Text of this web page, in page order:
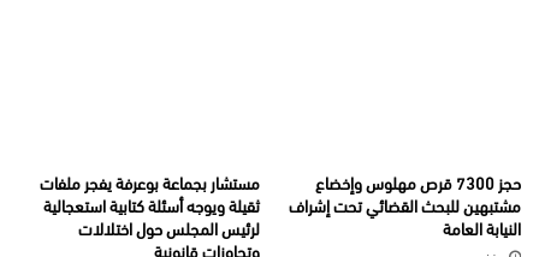
حجز 7300 قرص مهلوس وإخضاع
مشتبهين للبحث القضائي تحت إشراف
النيابة العامة
مستشار بجماعة بوعرفة يفجر ملفات
ثقيلة ويوجه أسئلة كتابية استعجالية
لرئيس المجلس حول اختلالات
وتجاوزات قانونية